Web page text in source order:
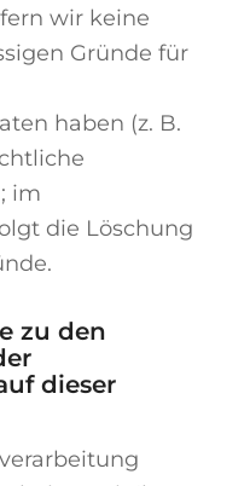
wir keine
Gründe für
haben (z. B.
im
die Löschung
zu den
dieser